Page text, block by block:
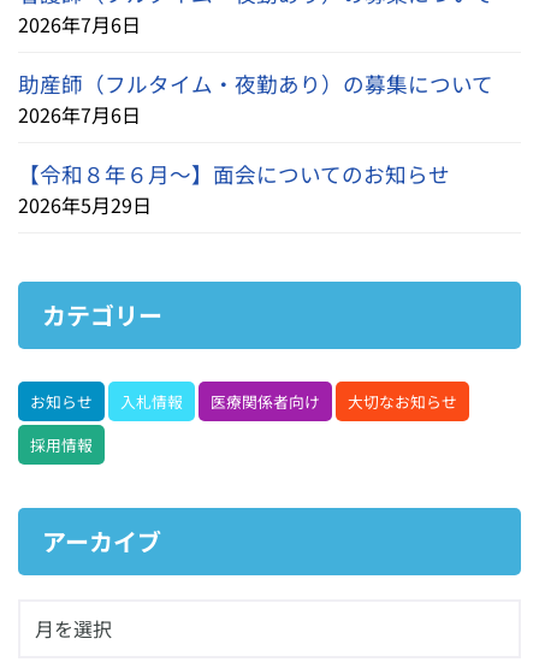
2026年7月6日
助産師（フルタイム・夜勤あり）の募集について
2026年7月6日
【令和８年６月～】面会についてのお知らせ
2026年5月29日
カテゴリー
お知らせ 入札情報 医療関係者向け
大切なお知らせ
採用情報
アーカイブ